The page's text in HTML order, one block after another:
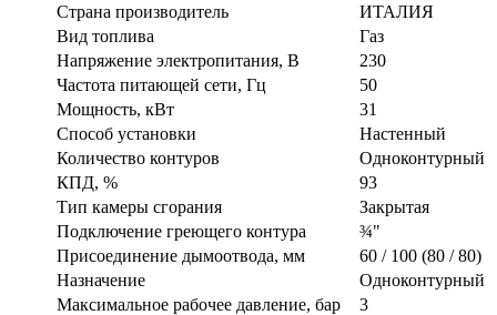
Страна производитель
ИТАЛИЯ
Вид топлива
Газ
Напряжение электропитания, В
230
Частота питающей сети, Гц
50
Мощность, кВт
31
Способ установки
Настенный
Количество контуров
Одноконтурный
КПД, %
93
Тип камеры сгорания
Закрытая
Подключение греющего контура
¾"
Присоединение дымоотвода, мм
60 / 100 (80 / 80)
Назначение
Одноконтурный
Максимальное рабочее давление, бар
3